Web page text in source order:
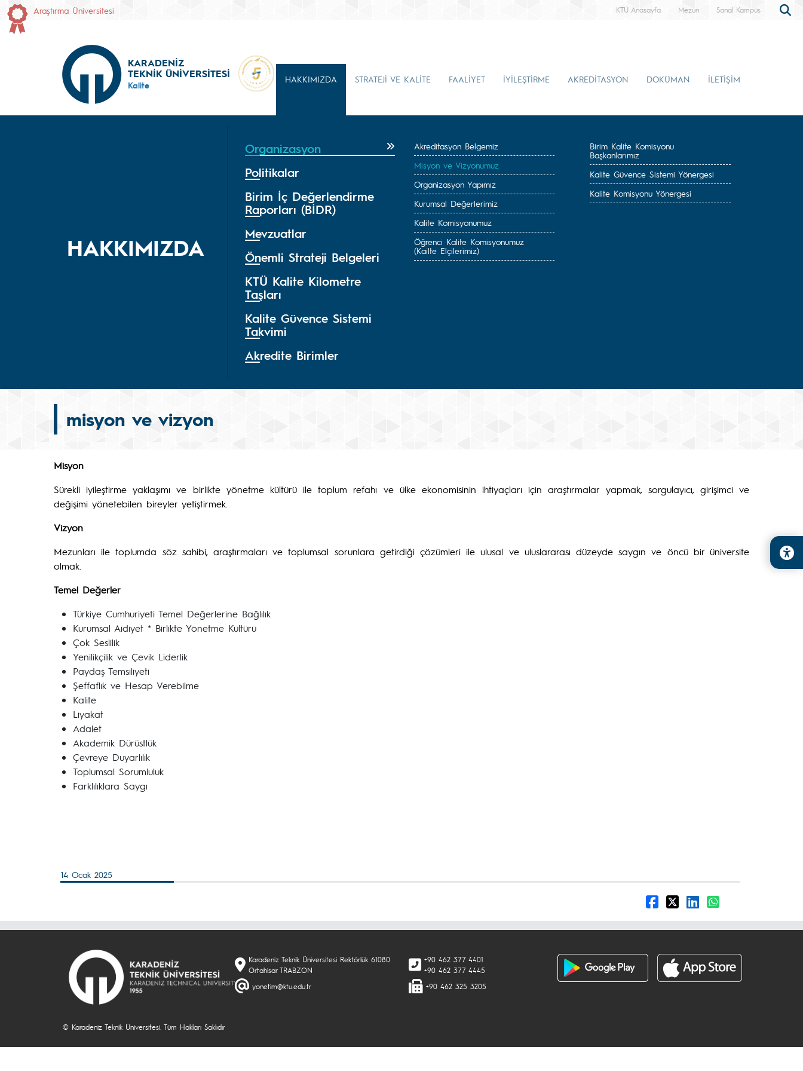
Araştırma Üniversitesi KTÜ Anasayfa Mezun Sanal Kampüs
KARADENİZ
TEKNİK ÜNİVERSİTESİ
Kalite
HAKKIMIZDA STRATEJİ VE KALİTE FAALİYET İYİLEŞTİRME AKREDİTASYON DOKÜMAN İLETİŞİM
HAKKIMIZDA
Organizasyon
Politikalar
Birim İç Değerlendirme
Raporları (BİDR)
Mevzuatlar
Önemli Strateji Belgeleri
KTÜ Kalite Kilometre
Taşları
Kalite Güvence Sistemi
Takvimi
Akredite Birimler
Akreditasyon Belgemiz
Misyon ve Vizyonumuz
Organizasyon Yapımız
Kurumsal Değerlerimiz
Kalite Komisyonumuz
Öğrenci Kalite Komisyonumuz
(Kailte Elçilerimiz)
Birim Kalite Komisyonu
Başkanlarımız
Kalite Güvence Sistemi Yönergesi
Kalite Komisyonu Yönergesi
misyon ve vizyon
Misyon
Sürekli iyileştirme yaklaşımı ve birlikte yönetme kültürü ile toplum refahı ve ülke ekonomisinin ihtiyaçları için araştırmalar yapmak, sorgulayıcı, girişimci ve
değişimi yönetebilen bireyler yetiştirmek.
Vizyon
Mezunları ile toplumda söz sahibi, araştırmaları ve toplumsal sorunlara getirdiği çözümleri ile ulusal ve uluslararası düzeyde saygın ve öncü bir üniversite
olmak.
Temel Değerler
Türkiye Cumhuriyeti Temel Değerlerine Bağlılık
Kurumsal Aidiyet * Birlikte Yönetme Kültürü
Çok Seslilik
Yenilikçilik ve Çevik Liderlik
Paydaş Temsiliyeti
Şeffaflık ve Hesap Verebilme
Kalite
Liyakat
Adalet
Akademik Dürüstlük
Çevreye Duyarlılık
Toplumsal Sorumluluk
Farklılıklara Saygı
14 Ocak 2025
Karadeniz Teknik Üniversitesi Rektörlük 61080
Ortahisar TRABZON
yonetim@ktu.edu.tr
+90 462 377 4401
+90 462 377 4445
+90 462 325 3205
© Karadeniz Teknik Üniversitesi. Tüm Hakları Saklıdır